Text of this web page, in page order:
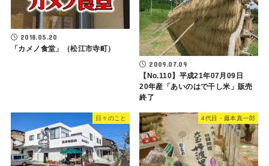
2018.05.20
「カメノ食堂」（松江市寺町）
2009.07.09
【No.110】平成21年07月09日
20年産「あいのはで干し米」販売
終了
日々のこと 4代目・藤本真一郎